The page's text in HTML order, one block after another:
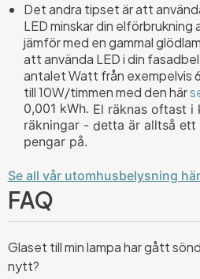
Det andra tipset är att
LED minskar din elförbrukning
jämför med en gammal
att använda LED i din
antalet Watt från exempelvis
till 10W/timmen med den här
0,001 kWh. El räknas oftast i
räkningar -detta är alltså
pengar på.
Se all vår utomhusbelysning
FAQ
Glaset till min lampa har gått
nytt?